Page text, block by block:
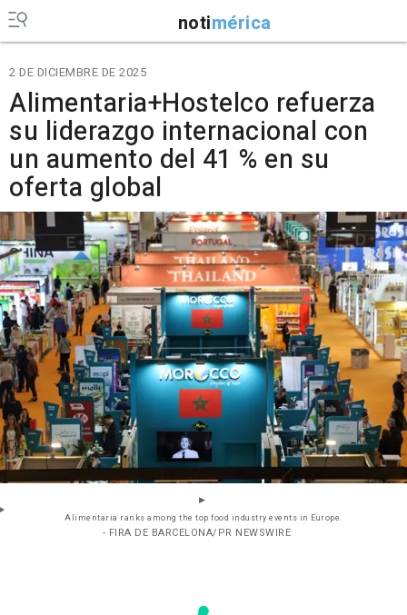
notimérica
2 DE DICIEMBRE DE 2025
Alimentaria+Hostelco refuerza
su liderazgo internacional con
un aumento del 41 % en su
oferta global
Alimentaria ranks among the top food industry events in Europe.
- FIRA DE BARCELONA/PR NEWSWIRE